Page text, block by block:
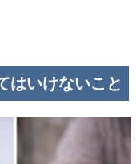
はいけないこと